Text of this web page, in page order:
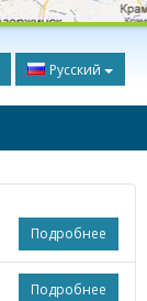
Русский
Подробнее
Подробнее